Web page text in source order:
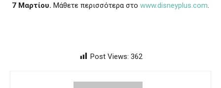
7 Μαρτίου. Μάθετε περισσότερα στο www.disneyplus.com.
Post Views: 362